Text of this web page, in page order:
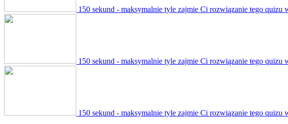
150 sekund - maksymalnie tyle zajmie Ci rozwiązanie tego quizu
150 sekund - maksymalnie tyle zajmie Ci rozwiązanie tego quizu
150 sekund - maksymalnie tyle zajmie Ci rozwiązanie tego quizu